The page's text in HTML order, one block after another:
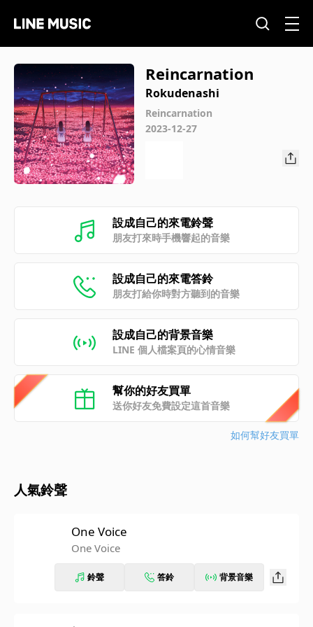
Reincarnation
Rokudenashi
Reincarnation
2023-12-27
設成自己的來電鈴聲
朋友打來時手機響起的音樂
設成自己的來電答鈴
朋友打給你時對方聽到的音樂
設成自己的背景音樂
LINE 個人檔案頁的心情音樂
幫你的好友買單
送你好友免費設定這首音樂
如何幫好友買單
人氣鈴聲
One Voice
One Voice
鈴聲 答鈴 背景音樂